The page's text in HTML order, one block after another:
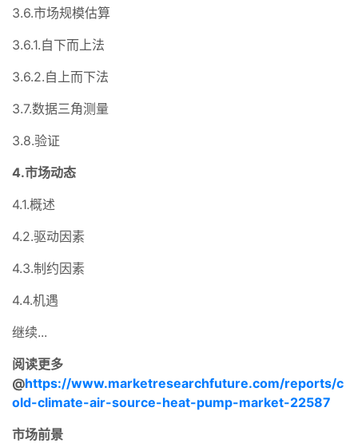
3.6.市场规模估算
3.6.1.自下而上法
3.6.2.自上而下法
3.7.数据三角测量
3.8.验证
4.市场动态
4.1.概述
4.2.驱动因素
4.3.制约因素
4.4.机遇
继续...
阅读更多
@https://www.marketresearchfuture.com/reports/c
old-climate-air-source-heat-pump-market-22587
市场前景